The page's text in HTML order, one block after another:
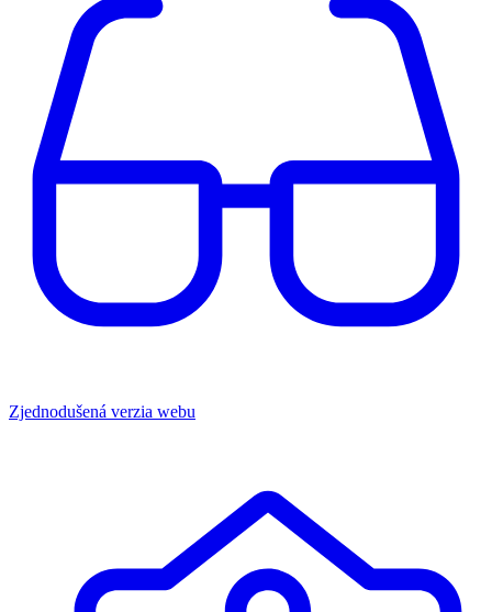
Zjednodušená verzia webu